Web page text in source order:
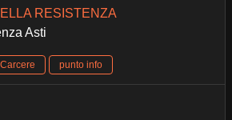
RESISTENZA
Asti
Carcere punto info